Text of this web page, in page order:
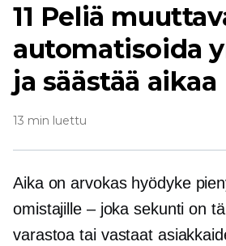
11 Peliä
automatisoida
ja säästää aikaa
13 min luettu
Aika on arvokas hyödyke
omistajille – joka sekunti on
varastoa tai vastaat